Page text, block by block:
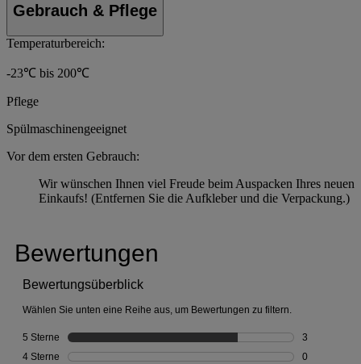
Gebrauch & Pflege
Temperaturbereich:
-23℃ bis 200℃
Pflege
Spülmaschinengeeignet
Vor dem ersten Gebrauch:
Wir wünschen Ihnen viel Freude beim Auspacken Ihres neuen
Einkaufs! (Entfernen Sie die Aufkleber und die Verpackung.)